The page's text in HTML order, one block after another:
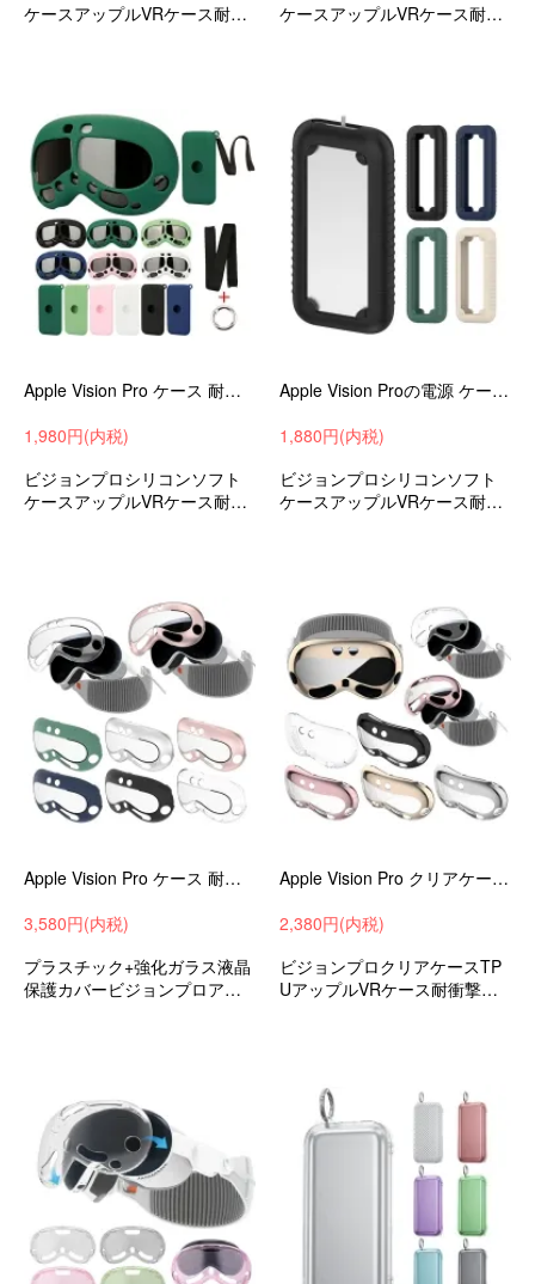
ケースアップルVRケース耐衝
ケースアップルVRケース耐衝
Apple Vision Pro ケース 耐衝撃 カバー Apple Vision Proの電源 ケース 落下防止 ネックストラップ ストラップホール付き シリコン
1,980円(内税)
ビジョンプロシリコンソフト
ケースアップルVRケース耐衝
Apple Vision Proの電源 ケース 耐衝撃 カバー 落下防止 シリコン ソフトケース アップル VR / AR 耐衝撃ケース
1,880円(内税)
ビジョンプロシリコンソフト
ケースアップルVRケース耐衝
Apple Vision Pro ケース 耐衝撃 カバー メッキ プラスチック 強化ガラス（ガラスフィルム）付き フィルム一体 ハードケース
3,580円(内税)
プラスチック+強化ガラス液晶
保護カバービジョンプロアッ
Apple Vision Pro クリアケース 耐衝撃 カバー メッキ / クリア ソフト TPU プロテクターカバー フィルム一体 保護ケース-SG-
2,380円(内税)
ビジョンプロクリアケースTP
UアップルVRケース耐衝撃ケ